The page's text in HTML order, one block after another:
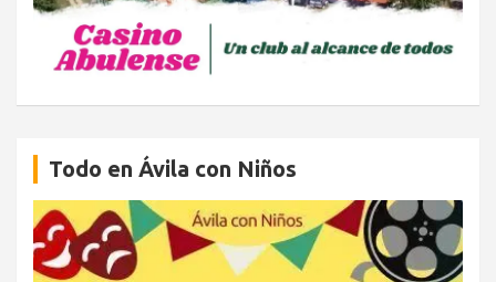
Todo en Ávila con Niños